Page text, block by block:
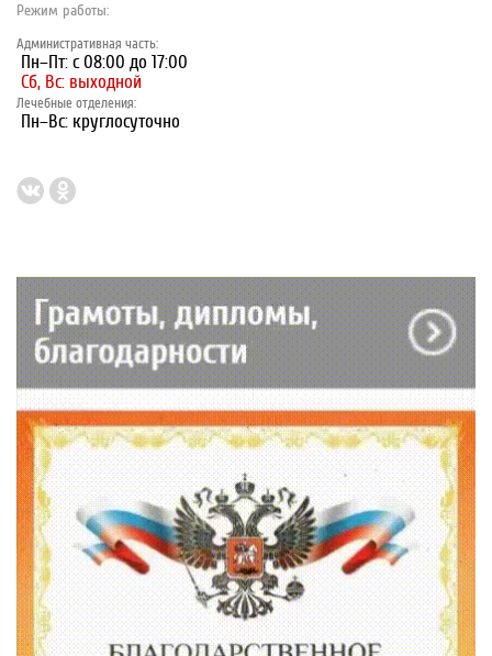
Режим работы:
Административная часть:
Пн–Пт: с 08:00 до 17:00
Сб, Вс: выходной
Лечебные отделения:
Пн–Вс: круглосуточно